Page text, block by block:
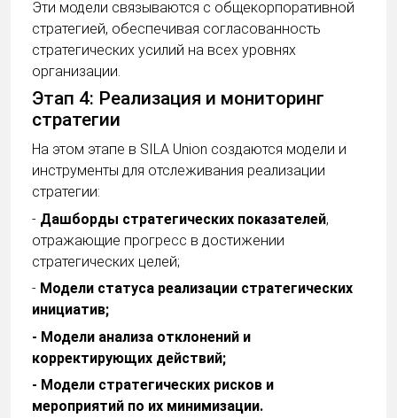
Эти модели связываются с общекорпоративной
стратегией, обеспечивая согласованность
стратегических усилий на всех уровнях
организации.
Этап 4: Реализация и мониторинг
стратегии
На этом этапе в SILA Union создаются модели и
инструменты для отслеживания реализации
стратегии:
- Дашборды стратегических показателей,
отражающие прогресс в достижении
стратегических целей;
- Модели статуса реализации стратегических
инициатив;
- Модели анализа отклонений и
корректирующих действий;
- Модели стратегических рисков и
мероприятий по их минимизации.